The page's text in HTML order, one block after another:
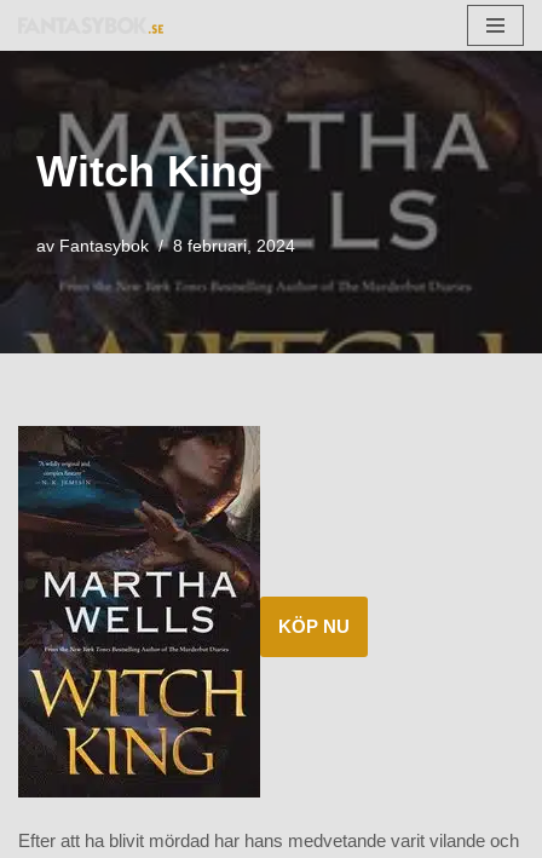
innehåll
Witch King
av Fantasybok 8 februari, 2024
KÖP NU
Efter att ha blivit mördad har hans medvetande varit vilande och